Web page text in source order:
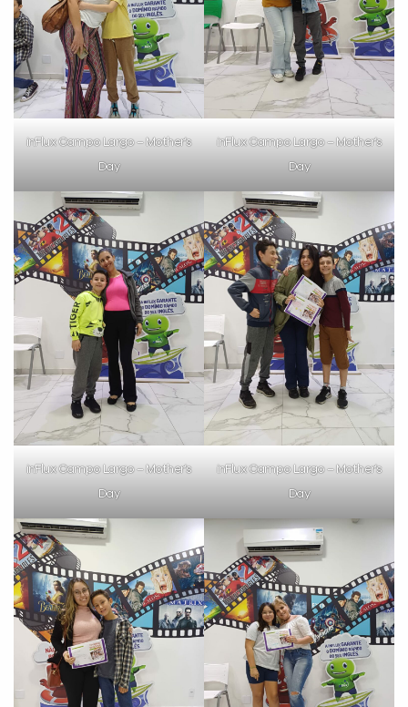
inFlux Campo Largo – Mother’s
Day
inFlux Campo Largo – Mother’s
Day
inFlux Campo Largo – Mother’s
Day
inFlux Campo Largo – Mother’s
Day